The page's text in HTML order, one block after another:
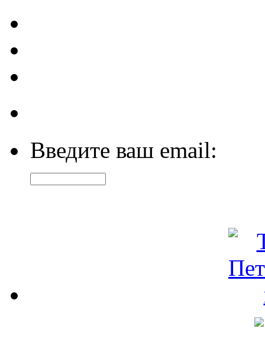
Введите ваш email: